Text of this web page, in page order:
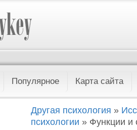
Популярное Карта сайта
Другая психология »
психологии » Функции и